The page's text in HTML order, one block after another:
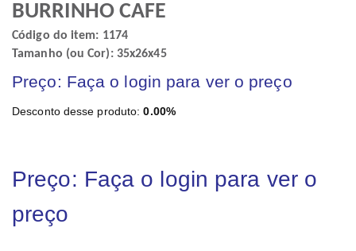
BURRINHO CAFE
Código do item: 1174
Tamanho (ou Cor): 35x26x45
Preço: Faça o login para ver o preço
Desconto desse produto:0.00%
Preço: Faça o login para ver o
preço